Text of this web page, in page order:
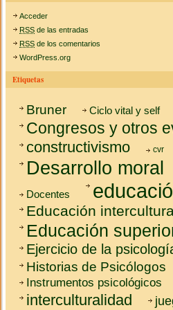
Acceder
RSS de las entradas
RSS de los comentarios
WordPress.org
Etiquetas
Bruner Ciclo vital y self
Congresos y otros
constructivismo cvr
Desarrollo moral
Docentes
Educación
Educación
Ejercicio de la
Historias de Psicólogos
Instrumentos psicológicos
interculturalidad